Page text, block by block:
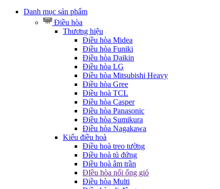
Danh mục sản phẩm
Điều hòa
Thương hiệu
Điều hòa Midea
Điều hòa Funiki
Điều hòa Daikin
Điều hòa LG
Điều hòa Mitsubishi Heavy
Điều hòa Gree
Điều hoà TCL
Điều hòa Casper
Điều hòa Panasonic
Điều hòa Sumikura
Điều hòa Nagakawa
Kiểu điều hoà
Điều hoà treo tường
Điều hoà tủ đứng
Điều hoà âm trần
ĐIều hòa nối ống gió
Điều hòa Multi